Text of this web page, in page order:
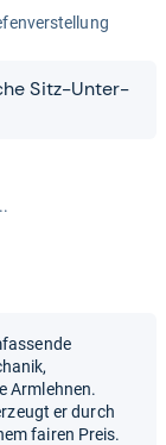
Sitz-​​Unter­
Armlehnen.
er durch
fairen Preis.